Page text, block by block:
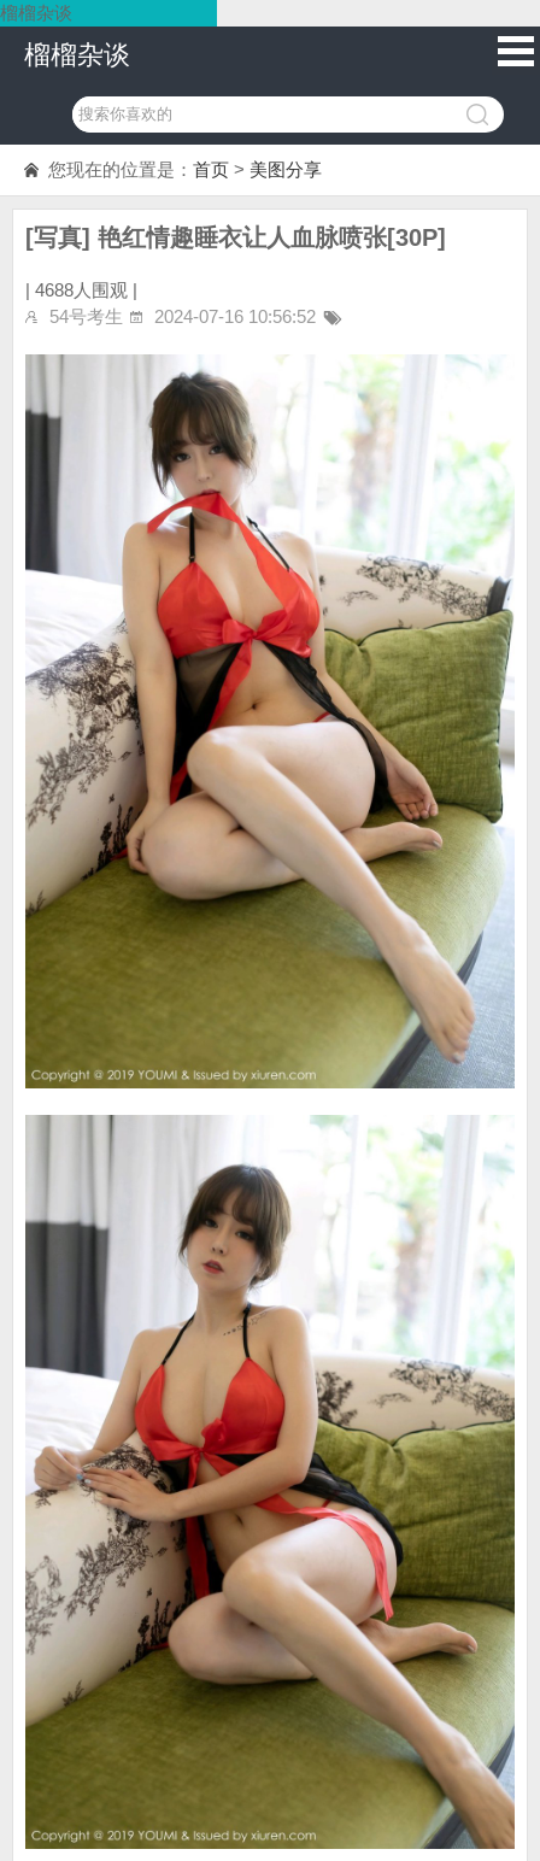
榴榴杂谈
榴榴杂谈
您现在的位置是： 首页 > 美图分享
[写真] 艳红情趣睡衣让人血脉喷张[30P]
| 4688人围观 |
54号考生
2024-07-16 10:56:52